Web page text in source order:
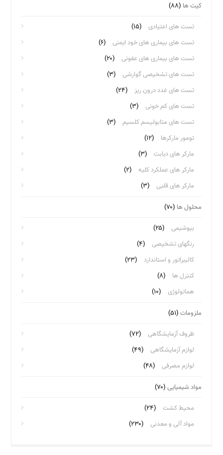
کیت ها (۸۸)
تست های اعتیادی
(۱۵)
تست های بیماری های خود ایمنی
(۶)
تست های بیماری های عفونی
(۲۰)
تست های تشخیصی گوارشی
(۳)
تست های غدد درون ریز
(۲۴)
تست های کم خونی
(۳)
تست های متابولیسم کلسیم
(۳)
تومور مارکرها
(۱۲)
مارکر های دیابت
(۳)
مارکر های عملکرد کلیه
(۲)
مارکر های قلبی
(۳)
محلول ها (۷۰)
بیوشیمی
(۲۵)
رنگهای تشخیصی
(۴)
کالیبراتور و استاندارد
(۲۳)
کنترل ها
(۸)
هماتولوژی
(۱۰)
ملزومات (۵۱)
ظروف آزمایشگاهی
(۷۲)
لوازم آزمایشگاهی
(۴۹)
لوازم مصرفی
(۴۸)
مواد شیمیایی (۷۰)
محیط کشت
(۲۴)
مواد آلی و معدنی
(۲۳۰)